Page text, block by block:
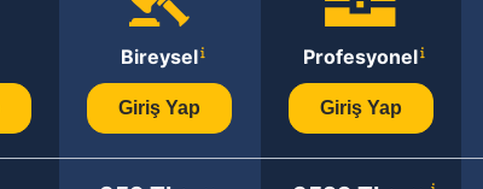
Bireysel
Giriş Yap
Profesyonel
Giriş Yap